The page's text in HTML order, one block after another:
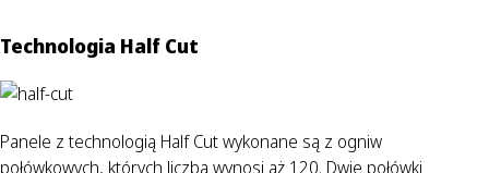
Technologia Half Cut
Panele z technologią Half Cut wykonane są z ogniw
połówkowych, których liczba wynosi aż 120. Dwie połówki